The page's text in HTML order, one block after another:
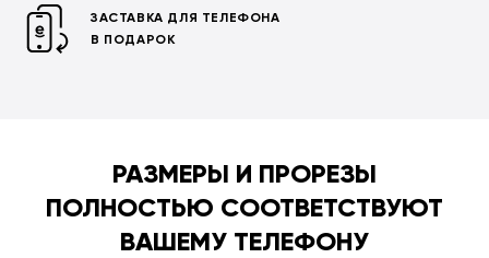
ЗАСТАВКА ДЛЯ ТЕЛЕФОНА
В ПОДАРОК
РАЗМЕРЫ И ПРОРЕЗЫ
ПОЛНОСТЬЮ СООТВЕТСТВУЮТ
ВАШЕМУ ТЕЛЕФОНУ